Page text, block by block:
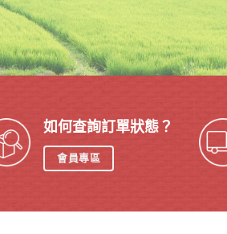
如何查詢訂單狀態？
會員專區